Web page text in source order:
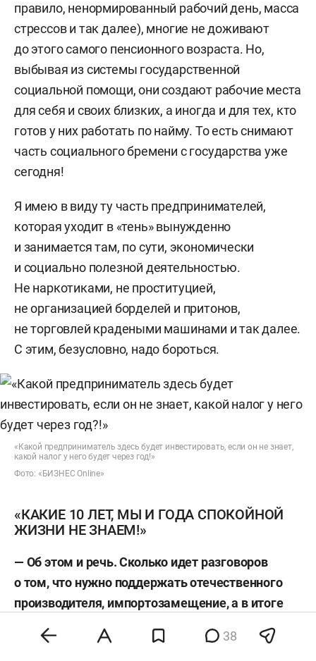
правило, ненормированный рабочий день, масса
стрессов и так далее), многие не доживают
до этого самого пенсионного возраста. Но,
выбывая из системы государственной
социальной помощи, они создают рабочие места
для себя и своих близких, а иногда и для тех, кто
готов у них работать по найму. То есть снимают
часть социального бремени с государства уже
сегодня!
Я имею в виду ту часть предпринимателей,
которая уходит в «тень» вынужденно
и занимается там, по сути, экономически
и социально полезной деятельностью.
Не наркотиками, не проституцией,
не организацией борделей и притонов,
не торговлей крадеными машинами и так далее.
С этим, безусловно, надо бороться.
«Какой предприниматель здесь будет инвестировать, если он не знает,
какой налог у него будет через год!»
Фото: «БИЗНЕС Online»
«КАКИЕ 10 ЛЕТ, МЫ И ГОДА СПОКОЙНОЙ
ЖИЗНИ НЕ ЗНАЕМ!»
— Об этом и речь. Сколько идет разговоров
о том, что нужно поддержать отечественного
производителя, импортозамещение, а в итоге
отечественного предпринимателя?
38